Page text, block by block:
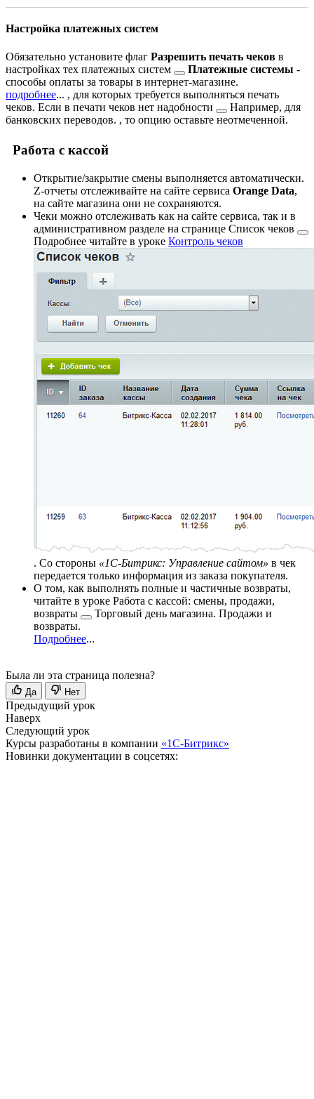
Настройка платежных систем
Обязательно установите флаг Разрешить печать чеков в
настройках тех платежных систем Платежные системы -
способы оплаты за товары в интернет-магазине.
подробнее... , для которых требуется выполняться печать
чеков. Если в печати чеков нет надобности
Например, для
банковских переводов. , то опцию оставьте неотмеченной.
Работа с кассой
Открытие/закрытие смены выполняется автоматически.
Z-отчеты отслеживайте на сайте сервиса Orange Data,
на сайте магазина они не сохраняются.
Чеки можно отслеживать как на сайте сервиса, так и в
административном разделе на странице Список чеков
Подробнее читайте в уроке Контроль чеков
. Со стороны «1С-Битрикс: Управление сайтом» в чек
передается только информация из заказа покупателя.
О том, как выполнять полные и частичные возвраты,
читайте в уроке Работа с кассой: смены, продажи,
возвраты
Торговый день магазина. Продажи и
возвраты.
Подробнее...
Была ли эта страница полезна?
Да Нет
Предыдущий урок
Наверх
Следующий урок
Курсы разработаны в компании «1С-Битрикс»
Новинки документации в соцсетях: